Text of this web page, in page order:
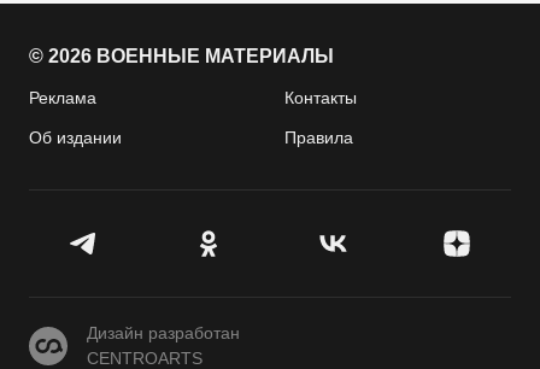
© 2026 ВОЕННЫЕ МАТЕРИАЛЫ
Реклама Контакты
Об издании Правила
CENTROARTS